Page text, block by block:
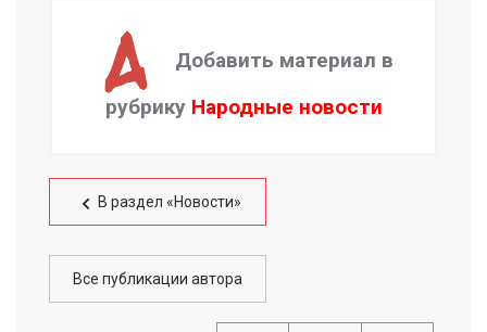
Добавить материал в
рубрику Народные новости
В раздел «Новости»
Все публикации автора